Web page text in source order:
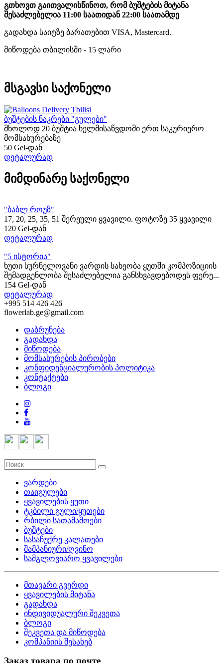
გთხოვთ გაითვალისწინოთ, რომ ბუშტების მიტანა
შესაძლებელია 11:00 საათიდან 22:00 საათამდე
გადახდა საიტზე ბარათებით VISA, Mastercard.
მიწოდება თბილისში - 15 ლარი
მსგავსი საქონელი
ბუშტების ნაკრები "გულები"
მხოლოდ 20 ბუშტია ხელმისაწვდომი ერთ საკურიერო
მომსახურებაზე
50 Gel-დან
დეტალურად
მიმდინარე საქონელი
"ბაბლ როუზ"
17, 20, 25, 35, 51 შერეული ყვავილი. ფოტოზე 35 ყვავილი
120 Gel-დან
დეტალურად
"5 ისტორია"
ხუთი სურნელოვანი ვარდის სახეობა ყუთში კომპოზიციის
შემადგენლობა შესაძლებელია განსხვავდებოდეს ფერე...
154 Gel-დან
დეტალურად
+995 514 426 426
flowerlab.ge@gmail.com
დაბრუნება
გადახდა
მიწოდება
მომსახურების პირობები
კონფიდენციალურობის პოლიტიკა
კონტაქტები
ბლოგი
ვარდები
თაიგულები
ყვავილების ყუთი
ტკბილი გული/ყუთები
რბილი სათამაშოები
ბუშტები
სასაჩუქრე კალათები
შამპანიური/ღვინო
სამგლოვიარო ყვავილები
მთავარი გვერდი
ყვავილების მიტანა
გადახდა
ინდივიდუალური შეკვეთა
ბლოგი
შეკვეთა და მიწოდება
კომპანიის შესახებ
Заказ товара по почте